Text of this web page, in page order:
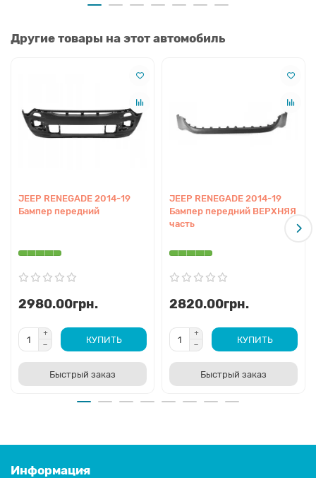
Другие товары на этот автомобиль
JEEP RENEGADE 2014-19
Бампер передний
2980.00грн.
КУПИТЬ
Быстрый заказ
JEEP RENEGADE 2014-19
Бампер передний ВЕРХНЯЯ
часть
2820.00грн.
КУПИТЬ
Быстрый заказ
Информация